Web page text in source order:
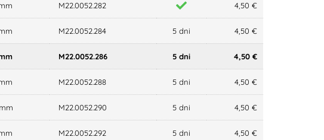
M22.0052.282 4,50 €
M22.0052.284 5 dni 4,50 €
M22.0052.286 5 dni 4,50 €
M22.0052.288 5 dni 4,50 €
M22.0052.290 5 dni 4,50 €
M22.0052.292 5 dni 4,50 €